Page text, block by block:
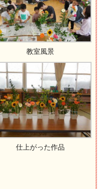
教室風景
仕上がった作品